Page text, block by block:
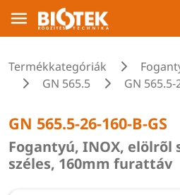
Termékkategóriák
GN 565.5
GN 565.5-
GN 565.5-26-160-B-GS
Fogantyú, INOX, elölrõl
széles, 160mm furattáv